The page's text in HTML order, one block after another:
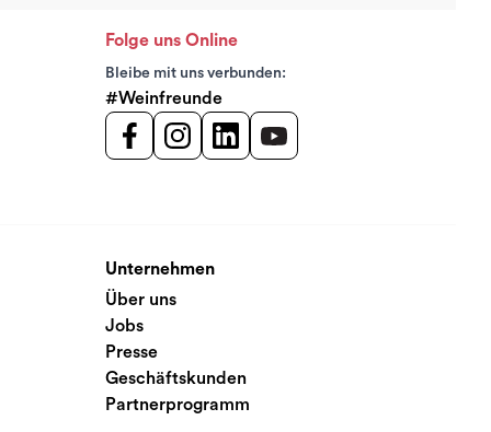
Folge uns Online
Bleibe mit uns verbunden:
#Weinfreunde
Unternehmen
Über uns
Jobs
Presse
Geschäftskunden
Partnerprogramm